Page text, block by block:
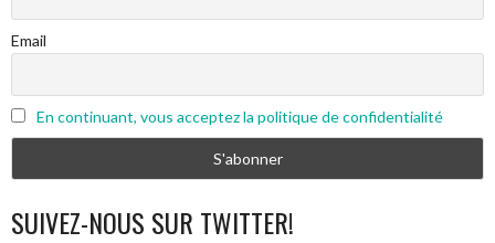
Email
En continuant, vous acceptez la politique de confidentialité
SUIVEZ-NOUS SUR TWITTER!